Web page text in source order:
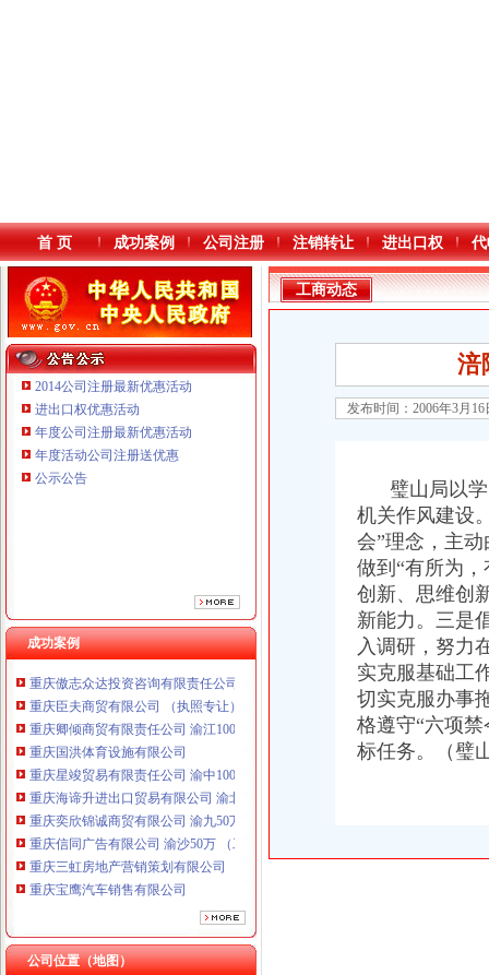
本站导航
首 页 成功案例 公司注册 注销转让 进出口权
2014公司注册最新优惠活动
进出口权优惠活动
年度公司注册最新优惠活动
年度活动公司注册送优惠
公示公告
成功案例
重庆鸽牌电线电缆有限公司 渝北10010万 (进出口权)
重庆傲志众达投资咨询有限责任公司 渝九1000万 （增资）
重庆臣夫商贸有限公司 （执照专让）
重庆卿倾商贸有限责任公司 渝江100万 （工商注册）
重庆国洪体育设施有限公司
重庆星竣贸易有限责任公司 渝中100万 （进出口权）
重庆海谛升进出口贸易有限公司 渝北100万 （进出口权）
重庆奕欣锦诚商贸有限公司 渝九50万 （工商注册）
重庆信同广告有限公司 渝沙50万 （工商注册）
重庆三虹房地产营销策划有限公司
重庆宝鹰汽车销售有限公司
重庆鸽牌电线电缆有限公司 渝北10010万 (进出口权)
重庆傲志众达投资咨询有限责任公司 渝九1000万 （增资）
重庆臣夫商贸有限公司 （执照专让）
重庆卿倾商贸有限责任公司 渝江100万 （工商注册）
公司位置（地图）
工商动态
涪
发布时间：2006年3月
璧山局以学
机关作风建设
会”理念，主
做到“有所为
创新、思维创
新能力。三是
入调研，努力
实克服基础工
切实克服办事
格遵守“六项
标任务。（璧